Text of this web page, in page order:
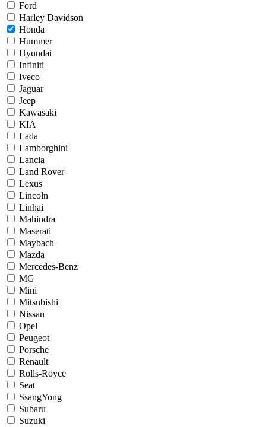
Ford
Harley Davidson
Honda
Hummer
Hyundai
Infiniti
Iveco
Jaguar
Jeep
Kawasaki
KIA
Lada
Lamborghini
Lancia
Land Rover
Lexus
Lincoln
Linhai
Mahindra
Maserati
Maybach
Mazda
Mercedes-Benz
MG
Mini
Mitsubishi
Nissan
Opel
Peugeot
Porsche
Renault
Rolls-Royce
Seat
SsangYong
Subaru
Suzuki